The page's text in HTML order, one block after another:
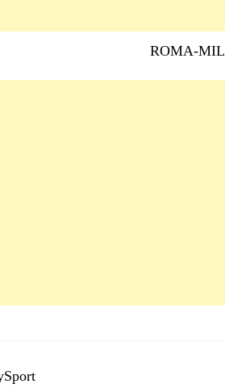
ROMA-